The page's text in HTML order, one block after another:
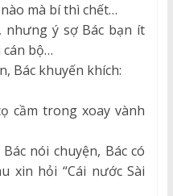
mà bí thì chết…
nhưng ý sợ Bác bạn ít
bộ…
Bác khuyến khích:
cầm trong xoay vành
nói chuyện, Bác có
xin hỏi “Cái nước Sài